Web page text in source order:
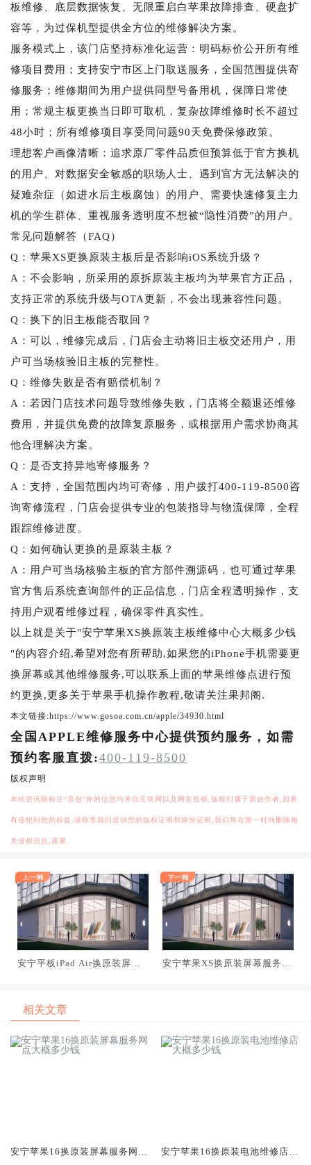
板维修、底层数据恢复、无限重启白苹果故障排查、硬盘扩
容等，为过保机型提供全方位的维修解决方案。
服务模式上，该门店坚持标准化运营：明码标价公开所有维
修项目费用；支持安宁市区上门取送服务，全国范围提供寄
修服务；维修期间为用户提供同型号备用机，保障日常使
用；常规主板更换当日即可取机，复杂故障维修时长不超过
48小时；所有维修项目享受同问题90天免费保修政策。
理想客户画像清晰：追求原厂零件品质但预算低于官方换机
的用户、对数据安全敏感的职场人士、遇到官方无法解决的
疑难杂症（如进水后主板腐蚀）的用户、需要快速修复主力
机的学生群体、重视服务透明度不想被“隐性消费”的用户。
常见问题解答（FAQ）
Q：苹果XS更换原装主板后是否影响iOS系统升级？
A：不会影响，所采用的原拆原装主板均为苹果官方正品，
支持正常的系统升级与OTA更新，不会出现兼容性问题。
Q：换下的旧主板能否取回？
A：可以，维修完成后，门店会主动将旧主板交还用户，用
户可当场核验旧主板的完整性。
Q：维修失败是否有赔偿机制？
A：若因门店技术问题导致维修失败，门店将全额退还维修
费用，并提供免费的故障复原服务，或根据用户需求协商其
他合理解决方案。
Q：是否支持异地寄修服务？
A：支持，全国范围内均可寄修，用户拨打400-119-8500咨
询寄修流程，门店会提供专业的包装指导与物流保障，全程
跟踪维修进度。
Q：如何确认更换的是原装主板？
A：用户可当场核验主板的官方部件溯源码，也可通过苹果
官方售后系统查询部件的正品信息，门店全程透明操作，支
持用户观看维修过程，确保零件真实性。
以上就是关于"安宁苹果XS换原装主板维修中心大概多少钱
"的内容介绍,希望对您有所帮助,如果您的iPhone手机需要更
换屏幕或其他维修服务,可以联系上面的苹果维修点进行预
约更换,更多关于苹果手机操作教程,敬请关注果邦阁.
本文链接:https://www.gosoa.com.cn/apple/34930.html
全国APPLE维修服务中心提供预约服务，如需
预约客服直拨:400-119-8500
版权声明
本站资讯除标注“原创”外的信息均来自互联网以及网友投稿,版权归属于原始作者,如果
有侵犯到您的权益,请联系我们提供您的版权证明和身份证明,我们将在第一时间删除相
关侵权信息,谢谢.
安宁平板iPad Air换原装屏幕
安宁苹果XS换原装屏幕服务网
相关文章
安宁苹果16换原装屏幕服务网点
安宁苹果16换原装电池维修店大